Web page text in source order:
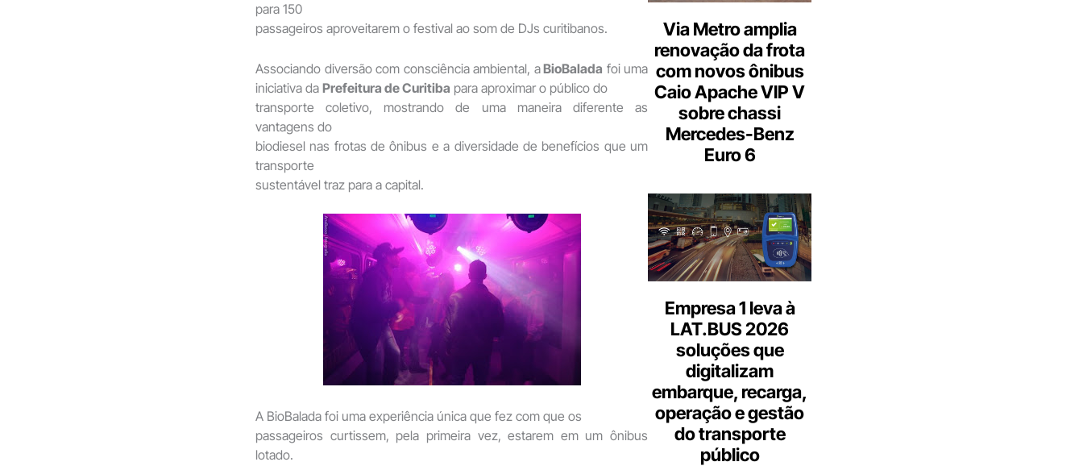
para 150
passageiros aproveitarem o festival ao som de DJs curitibanos.
Associando diversão com consciência ambiental, aBioBalada foi uma
iniciativa da Prefeitura de Curitiba para aproximar o público do
transporte coletivo, mostrando de uma maneira diferente as
vantagens do
biodiesel nas frotas de ônibus e a diversidade de benefícios que um
transporte
sustentável traz para a capital.
A BioBalada foi uma experiência única que fez com que os
passageiros curtissem, pela primeira vez, estarem em um ônibus
lotado.
Via Metro amplia
renovação da frota
com novos ônibus
Caio Apache VIP V
sobre chassi
Mercedes-Benz
Euro 6
Empresa 1 leva à
LAT.BUS 2026
soluções que
digitalizam
embarque, recarga,
operação e gestão
do transporte
público